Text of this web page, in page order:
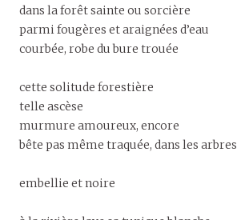
dans la forêt sainte ou sorcière
parmi fougères et araignées d’eau
courbée, robe du bure trouée
cette solitude forestière
telle ascèse
murmure amoureux, encore
bête pas même traquée, dans les arbres
embellie et noire